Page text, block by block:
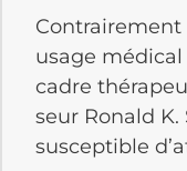
Contrai­re­ment
usage médi­cal
cadre
seur Ronald
susceptible